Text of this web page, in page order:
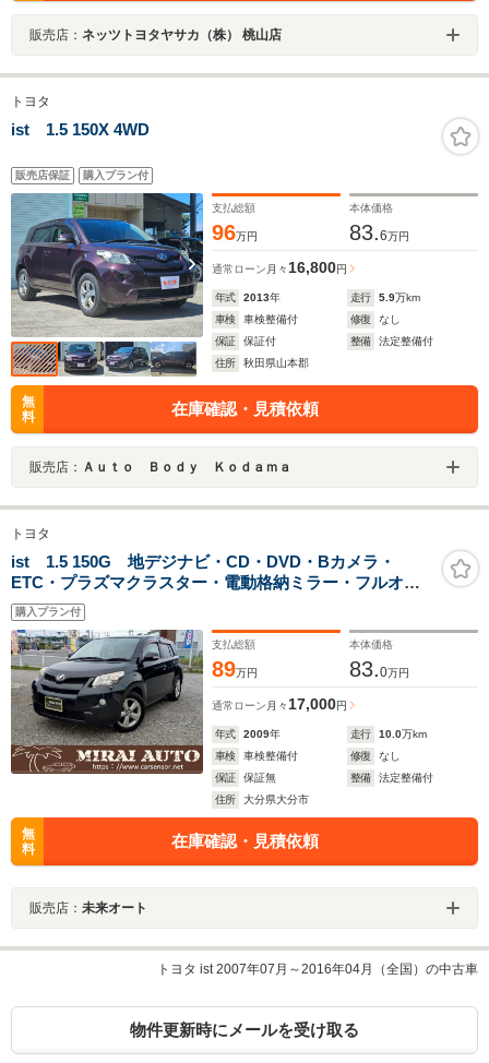
販売店： ネッツトヨタヤサカ（株） 桃山店
トヨタ
ist 1.5 150X 4WD
販売店保証 購入プラン付
支払総額
96万円
本体価格
83.6万円
通常ローン 月々 16,800円
年式 2013年 走行 5.9万km
車検
車検整備付 修復
なし
保証
保証付 整備
法定整備付
住所
秋田県山本郡
無
料
在庫確認・見積依頼
販売店： Ａｕｔｏ Ｂｏｄｙ Ｋｏｄａｍａ
トヨタ
ist 1.5 150G 地デジナビ・CD・DVD・Bカメラ・
ETC・プラズマクラスター・電動格納ミラー・フルオー
トAC・キーレスエントリー・プッシュスタート・ABS・
アルミ
購入プラン付
支払総額
89万円
本体価格
83.0万円
通常ローン 月々 17,000円
年式 2009年 走行 10.0万km
車検
車検整備付 修復
なし
保証
保証無 整備
法定整備付
住所
大分県大分市
無
料
在庫確認・見積依頼
販売店： 未来オート
トヨタ ist 2007年07月～2016年04月（全国）の中古車
物件更新時にメールを受け取る